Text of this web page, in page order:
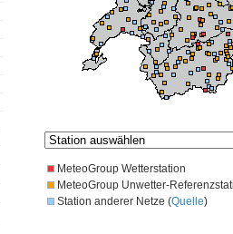
MeteoGroup Wetterstation
MeteoGroup Unwetter-
Station anderer Netze (Quelle)